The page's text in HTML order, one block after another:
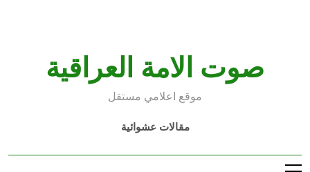
صوت الامة العراقية
موقع اعلامي مستقل
مقالات عشوائية